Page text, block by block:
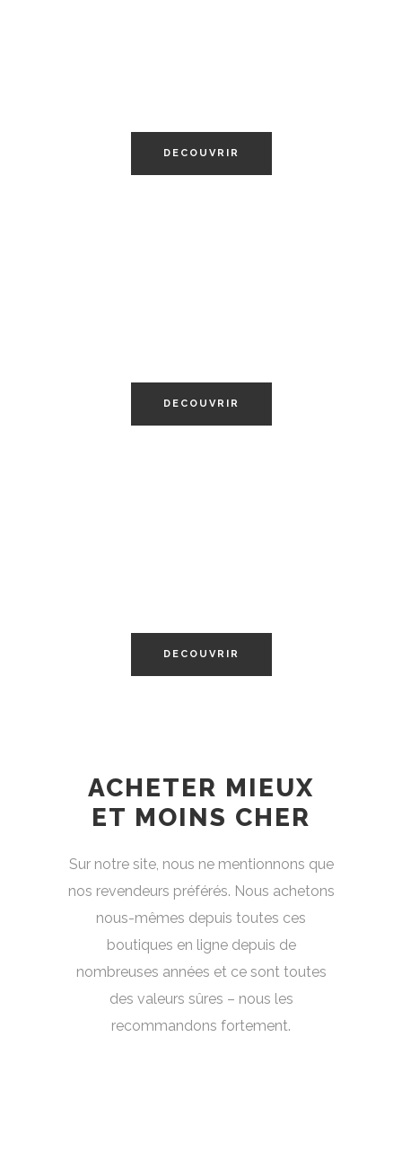
DECOUVRIR
DECOUVRIR
DECOUVRIR
ACHETER MIEUX
ET MOINS CHER
Sur notre site, nous ne mentionnons que
nos revendeurs préférés. Nous achetons
nous-mêmes depuis toutes ces
boutiques en ligne depuis de
nombreuses années et ce sont toutes
des valeurs sûres – nous les
recommandons fortement.